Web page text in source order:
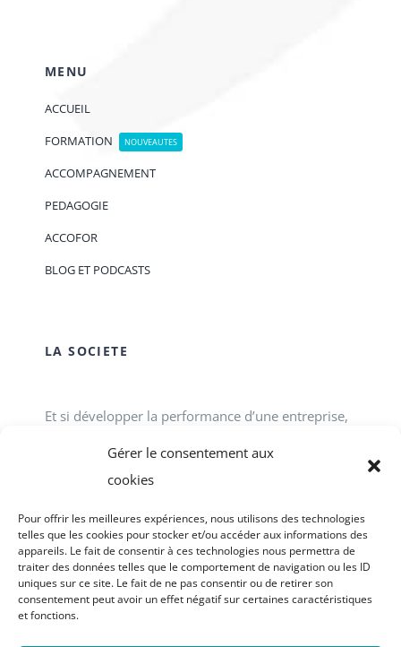
Gérer le consentement aux
cookies
Pour offrir les meilleures expériences, nous utilisons des technologies
telles que les cookies pour stocker et/ou accéder aux informations des
appareils. Le fait de consentir à ces technologies nous permettra de
traiter des données telles que le comportement de navigation ou les ID
uniques sur ce site. Le fait de ne pas consentir ou de retirer son
consentement peut avoir un effet négatif sur certaines caractéristiques
et fonctions.
MENU
ACCUEIL
FORMATION
NOUVEAUTES
ACCOMPAGNEMENT
PEDAGOGIE
ACCOFOR
BLOG ET PODCASTS
LA SOCIETE
Et si développer la performance d’une entreprise,
d’une association, d’un service public passait tout
simplement par le développement des talents
vous propose des formations-actions.